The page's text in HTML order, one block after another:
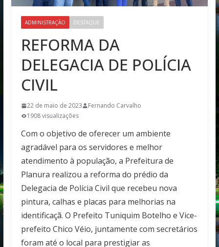
ADMINISTRAÇÃO DESTAQUE
REFORMA DA
DELEGACIA DE POLÍCIA
CIVIL
22 de maio de 2023
Fernando Carvalho
1908 visualizações
Com o objetivo de oferecer um ambiente
agradável para os servidores e melhor
atendimento à população, a Prefeitura de
Planura realizou a reforma do prédio da
Delegacia de Polícia Civil que recebeu nova
pintura, calhas e placas para melhorias na
identificaçã. O Prefeito Tuniquim Botelho e Vice-
prefeito Chico Véio, juntamente com secretários
foram até o local para prestigiar as